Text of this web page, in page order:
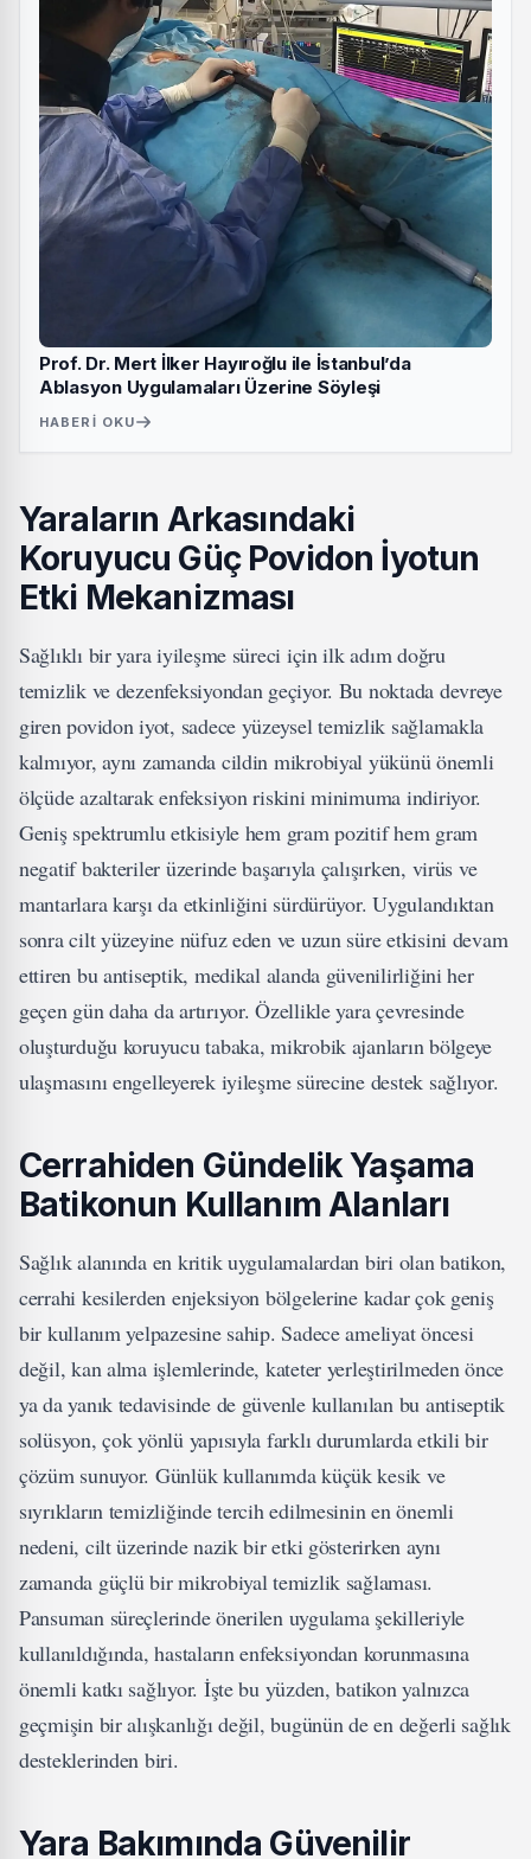
Prof. Dr. Mert İlker Hayıroğlu ile İstanbul’da
Ablasyon Uygulamaları Üzerine Söyleşi
HABERI OKU
Yaraların Arkasındaki
Koruyucu Güç Povidon İyotun
Etki Mekanizması
Sağlıklı bir yara iyileşme süreci için ilk adım doğru
temizlik ve dezenfeksiyondan geçiyor. Bu noktada devreye
giren povidon iyot, sadece yüzeysel temizlik sağlamakla
kalmıyor, aynı zamanda cildin mikrobiyal yükünü önemli
ölçüde azaltarak enfeksiyon riskini minimuma indiriyor.
Geniş spektrumlu etkisiyle hem gram pozitif hem gram
negatif bakteriler üzerinde başarıyla çalışırken, virüs ve
mantarlara karşı da etkinliğini sürdürüyor. Uygulandıktan
sonra cilt yüzeyine nüfuz eden ve uzun süre etkisini devam
ettiren bu antiseptik, medikal alanda güvenilirliğini her
geçen gün daha da artırıyor. Özellikle yara çevresinde
oluşturduğu koruyucu tabaka, mikrobik ajanların bölgeye
ulaşmasını engelleyerek iyileşme sürecine destek sağlıyor.
Cerrahiden Gündelik Yaşama
Batikonun Kullanım Alanları
Sağlık alanında en kritik uygulamalardan biri olan batikon,
cerrahi kesilerden enjeksiyon bölgelerine kadar çok geniş
bir kullanım yelpazesine sahip. Sadece ameliyat öncesi
değil, kan alma işlemlerinde, kateter yerleştirilmeden önce
ya da yanık tedavisinde de güvenle kullanılan bu antiseptik
solüsyon, çok yönlü yapısıyla farklı durumlarda etkili bir
çözüm sunuyor. Günlük kullanımda küçük kesik ve
sıyrıkların temizliğinde tercih edilmesinin en önemli
nedeni, cilt üzerinde nazik bir etki gösterirken aynı
zamanda güçlü bir mikrobiyal temizlik sağlaması.
Pansuman süreçlerinde önerilen uygulama şekilleriyle
kullanıldığında, hastaların enfeksiyondan korunmasına
önemli katkı sağlıyor. İşte bu yüzden, batikon yalnızca
geçmişin bir alışkanlığı değil, bugünün de en değerli sağlık
desteklerinden biri.
Yara Bakımında Güvenilir